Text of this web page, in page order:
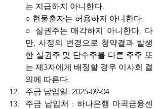
는 지급하지 아니한다.
○ 현물출자는 허용하지 아니한다.
○ 실권주는 매각하지 아니한다. 다
만, 사정의 변경으로 청약결과 발생
한 실권주 및 단수주를 다른 주주 또
는 제3자에게 배정할 경우 이사회 결
의에 따른다.
주금 납입일: 2025-09-04
주금 납입처 : 하나은행 마곡금융센